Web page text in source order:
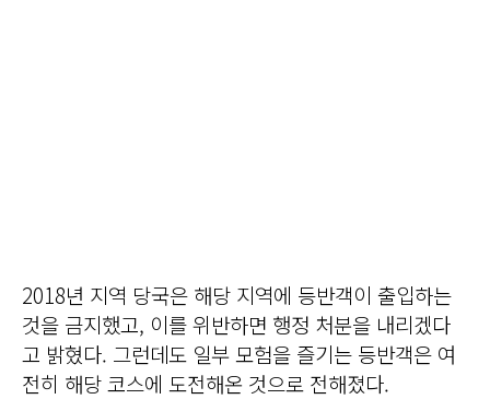
2018년 지역 당국은 해당 지역에 등반객이 출입하는
것을 금지했고, 이를 위반하면 행정 처분을 내리겠다
고 밝혔다. 그런데도 일부 모험을 즐기는 등반객은 여
전히 해당 코스에 도전해온 것으로 전해졌다.